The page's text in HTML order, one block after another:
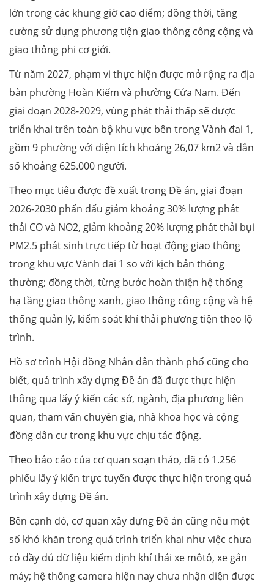
lớn trong các khung giờ cao điểm; đồng thời, tăng
cường sử dụng phương tiện giao thông công cộng và
giao thông phi cơ giới.
Từ năm 2027, phạm vi thực hiện được mở rộng ra địa
bàn phường Hoàn Kiếm và phường Cửa Nam. Đến
giai đoạn 2028-2029, vùng phát thải thấp sẽ được
triển khai trên toàn bộ khu vực bên trong Vành đai 1,
gồm 9 phường với diện tích khoảng 26,07 km2 và dân
số khoảng 625.000 người.
Theo mục tiêu được đề xuất trong Đề án, giai đoạn
2026-2030 phấn đấu giảm khoảng 30% lượng phát
thải CO và NO2, giảm khoảng 20% lượng phát thải bụi
PM2.5 phát sinh trực tiếp từ hoạt động giao thông
trong khu vực Vành đai 1 so với kịch bản thông
thường; đồng thời, từng bước hoàn thiện hệ thống
hạ tầng giao thông xanh, giao thông công cộng và hệ
thống quản lý, kiểm soát khí thải phương tiện theo lộ
trình.
Hồ sơ trình Hội đồng Nhân dân thành phố cũng cho
biết, quá trình xây dựng Đề án đã được thực hiện
thông qua lấy ý kiến các sở, ngành, địa phương liên
quan, tham vấn chuyên gia, nhà khoa học và cộng
đồng dân cư trong khu vực chịu tác động.
Theo báo cáo của cơ quan soạn thảo, đã có 1.256
phiếu lấy ý kiến trực tuyến được thực hiện trong quá
trình xây dựng Đề án.
Bên cạnh đó, cơ quan xây dựng Đề án cũng nêu một
số khó khăn trong quá trình triển khai như việc chưa
có đầy đủ dữ liệu kiểm định khí thải xe môtô, xe gắn
máy; hệ thống camera hiện nay chưa nhận diện được